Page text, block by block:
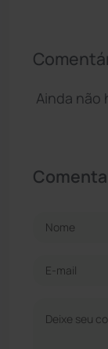
Ainda não